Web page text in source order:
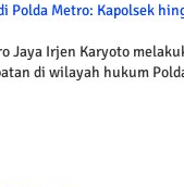
Polda Metro: Kapolsek
Jaya Irjen Karyoto
di wilayah hukum